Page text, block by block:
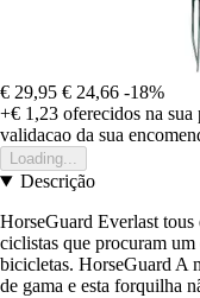
€ 29,95 € 24,66 -18%
+€ 1,23 oferecidos na
validacao da sua
Loading...
Descrição
HorseGuard Everlast
ciclistas que procuram um
bicicletas. HorseGuard A
de gama e esta forquilha